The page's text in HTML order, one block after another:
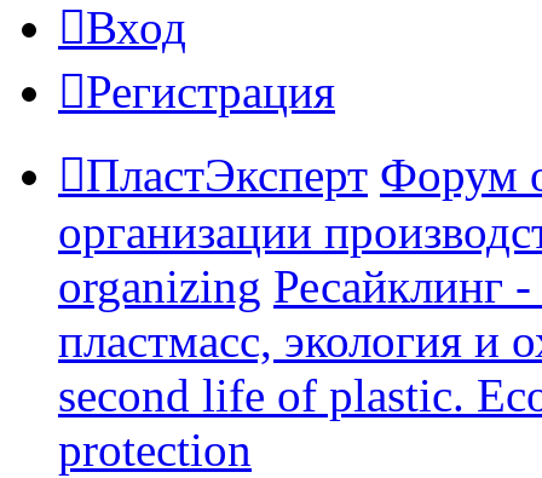
Вход
Регистрация
ПластЭксперт Форум
организации
organizing Ресайклинг
пластмасс, экология и
second life of plastic.
protection